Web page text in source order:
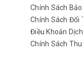
Chính Sách
Chính Sách Đổi
Điều Khoản
Chính Sách